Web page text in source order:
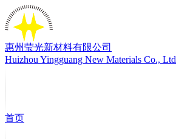
惠州莹光新材料有限公司
Huizhou Yingguang New Materials Co., Ltd
首页